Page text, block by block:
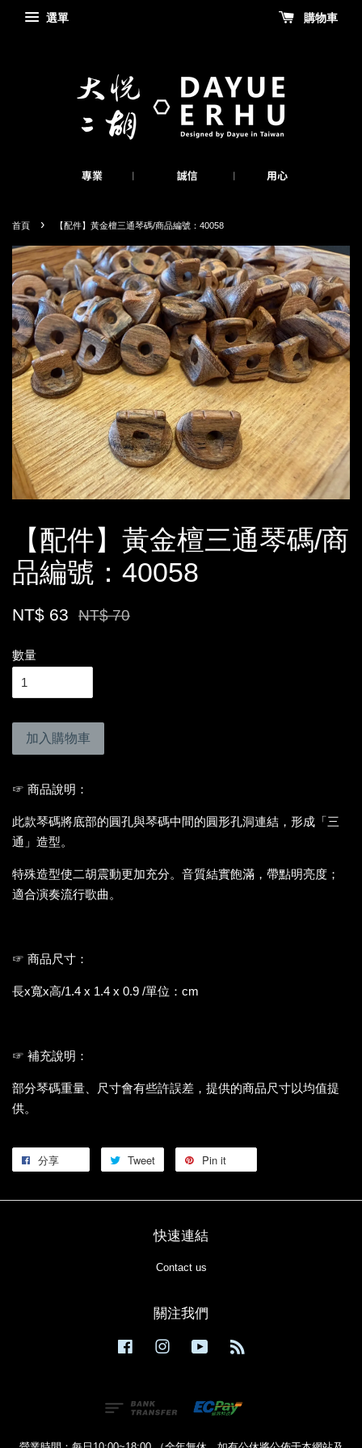
選單 購物車
首頁 › 【配件】黃金檀三通琴碼/商品編號：40058
【配件】黃金檀三通琴碼/商
品編號：40058
NT$ 63 NT$ 70
數量
加入購物車
☞ 商品說明：
此款琴碼將底部的圓孔與琴碼中間的圓形孔洞連結，形成「三
通」造型。
特殊造型使二胡震動更加充分。音質結實飽滿，帶點明亮度；
適合演奏流行歌曲。
☞ 商品尺寸：
長x寬x高/1.4 x 1.4 x 0.9 /單位：cm
☞ 補充說明：
部分琴碼重量、尺寸會有些許誤差，提供的商品尺寸以均值提
供。
分享 Tweet Pin it
快速連結
Contact us
關注我們
Facebook Instagram YouTube